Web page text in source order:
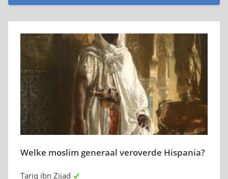
Welke moslim generaal veroverde Hispania?
Tariq ibn Zijad